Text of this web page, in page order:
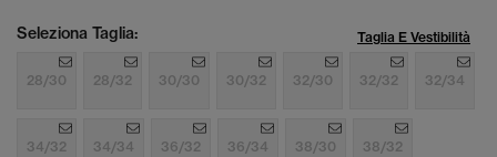
Seleziona Taglia: Taglia E Vestibilità
28/30 28/32 30/30 30/32 32/30 32/32 32/34
34/32 34/34 36/32 36/34 38/30 38/32